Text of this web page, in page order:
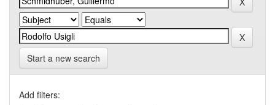
Start a new search
Add filters: